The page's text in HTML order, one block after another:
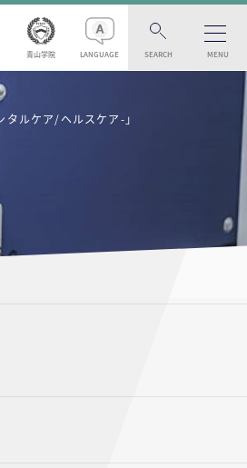
青山学院 LANGUAGE SEARCH MENU
ルケア/ヘルスケア-」